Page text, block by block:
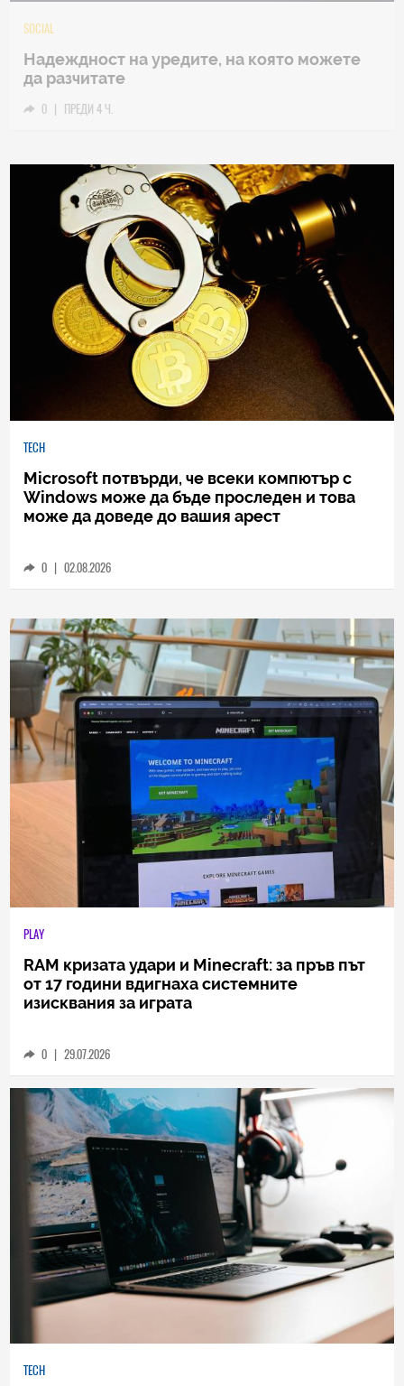
TECH
Samsung Galaxy Z Fold8 Ultra – ново име,
0 | 04.08.2026
TECH
може да доведе до вашия арест
0 | 02.08.2026
PLAY
изисквания за играта
0 | 29.07.2026